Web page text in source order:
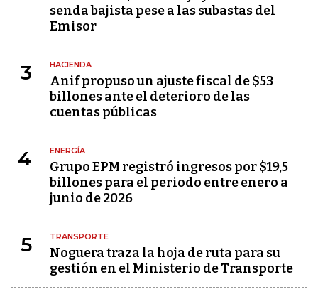
senda bajista pese a las subastas del
Emisor
3 HACIENDA
Anif propuso un ajuste fiscal de $53
billones ante el deterioro de las
cuentas públicas
4 ENERGÍA
Grupo EPM registró ingresos por $19,5
billones para el periodo entre enero a
junio de 2026
5 TRANSPORTE
Noguera traza la hoja de ruta para su
gestión en el Ministerio de Transporte